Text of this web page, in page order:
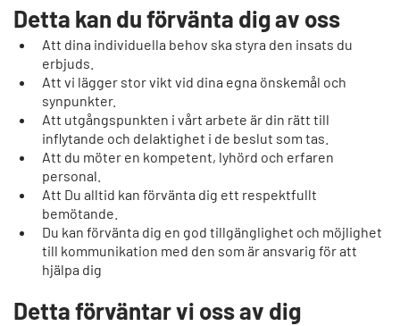
Detta kan du förvänta dig av oss
Att dina individuella behov ska styra den insats du
erbjuds.
Att vi lägger stor vikt vid dina egna önskemål och
synpunkter.
Att utgångspunkten i vårt arbete är din rätt till
inflytande och delaktighet i de beslut som tas.
Att du möter en kompetent, lyhörd och erfaren
personal.
Att Du alltid kan förvänta dig ett respektfullt
bemötande.
Du kan förvänta dig en god tillgänglighet och möjlighet
till kommunikation med den som är ansvarig för att
hjälpa dig
Detta förväntar vi oss av dig